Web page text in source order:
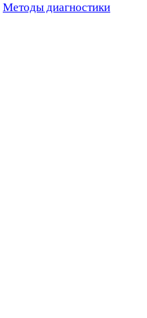
Методы диагностики